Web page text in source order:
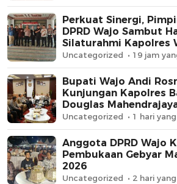
Perkuat Sinergi,
DPRD Wajo Sambut
Silaturahmi Kapolres
Uncategorized 19 jam
Bupati Wajo Andi
Kunjungan Kapolres
Douglas
Memperkuat Sinergi
Uncategorized 1 hari
Anggota DPRD Wajo
Pembukaan Gebyar
2026
Uncategorized 2 hari